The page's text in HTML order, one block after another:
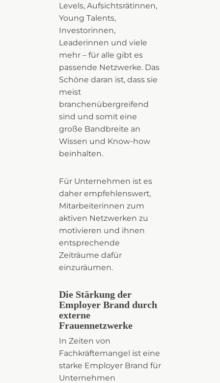
Levels, Aufsichtsrätinnen,
Young Talents,
Investorinnen,
Leaderinnen und viele
mehr – für alle gibt es
passende Netzwerke. Das
Schöne daran ist, dass sie
meist
branchenübergreifend
sind und somit eine
große Bandbreite an
Wissen und Know-how
beinhalten.
Für Unternehmen ist es
daher empfehlenswert,
Mitarbeiterinnen zum
aktiven Netzwerken zu
motivieren und ihnen
entsprechende
Zeiträume dafür
einzuräumen.
Die Stärkung der
Employer Brand durch
externe
Frauennetzwerke
In Zeiten von
Fachkräftemangel ist eine
starke Employer Brand für
Unternehmen